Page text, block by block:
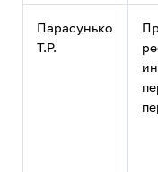
Парасунько
Т.Р.